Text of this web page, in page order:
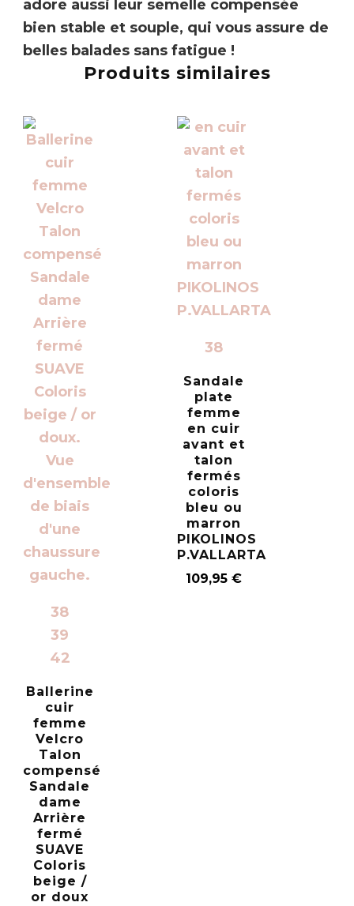
adore aussi leur semelle compensée
bien stable et souple, qui vous assure de
belles balades sans fatigue !
Produits similaires
38
39
42
Ballerine
cuir
femme
Velcro
Talon
compensé
Sandale
dame
Arrière
fermé
SUAVE
Coloris
beige /
or doux
38
Sandale
plate
femme
en cuir
avant et
talon
fermés
coloris
bleu ou
marron
PIKOLINOS
P.VALLARTA
109,95€